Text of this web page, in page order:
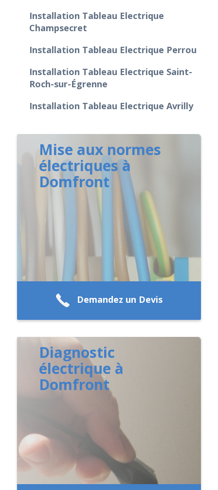
Installation Tableau Electrique
Champsecret
Installation Tableau Electrique Perrou
Installation Tableau Electrique Saint-
Roch-sur-Égrenne
Installation Tableau Electrique Avrilly
Mise aux normes
électriques à
Domfront
Demandez un Devis
Diagnostic
électrique à
Domfront